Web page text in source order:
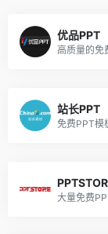
优品PPT
高质量的免
站长PPT
免费PPT模
大量免费